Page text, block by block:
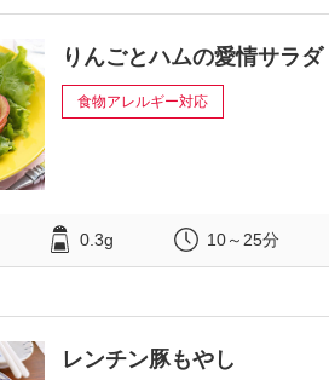
りんごとハムの愛情サラダ
食物アレルギー対応
0.3g 10～25分
レンチン豚もやし